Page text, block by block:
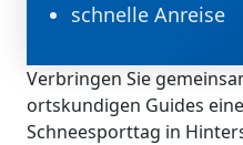
schnelle Anreise
Verbringen Sie
ortskundigen Guides
Schneesporttag in